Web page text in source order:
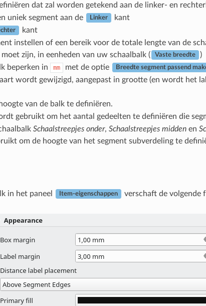
dat zal worden getekend aan de linker- en
uniek segment aan de
Linker
kant
kant
instellen of een bereik voor de totale lengte van de
zijn, in eenheden van uw schaalbalk (
Vaste breedte
)
beperken in
mm met de optie Breedte segment passend
wordt gewijzigd, aangepast in grootte (en wordt het
van de balk te definiëren.
gebruikt om het aantal gedeelten te definiëren die
Schaalstreepjes onder, Schaalstreepjes middenen
om de hoogte van het segment subverdeling te
in het paneel Item-eigenschappen verschaft de volgende